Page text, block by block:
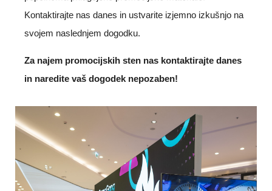
Kontaktirajte nas danes in ustvarite izjemno izkušnjo na
svojem naslednjem dogodku.
Za najem promocijskih sten nas kontaktirajte danes
in naredite vaš dogodek nepozaben!